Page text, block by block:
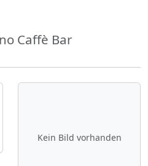
Caffè Bar
Kein Bild vorhanden